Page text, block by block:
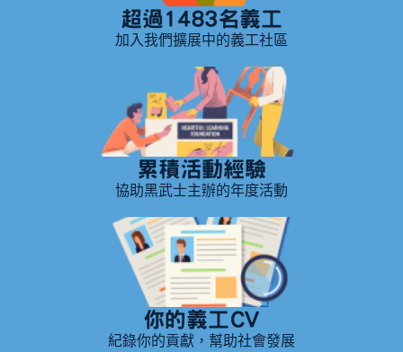
超過1483名義工
加入我們擴展中的義工社區
累積活動經驗
協助黑武士主辦的年度活動
你的義工CV
紀錄你的貢獻，幫助社會發展